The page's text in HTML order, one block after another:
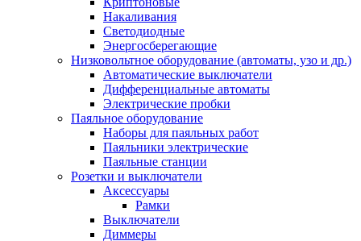
Накаливания
Светодиодные
Энергосберегающие
Низковольтное оборудование (автоматы, узо и др.)
Автоматические выключатели
Дифференциальные автоматы
Электрические пробки
Паяльное оборудование
Наборы для паяльных работ
Паяльники электрические
Паяльные станции
Розетки и выключатели
Аксессуары
Рамки
Выключатели
Диммеры